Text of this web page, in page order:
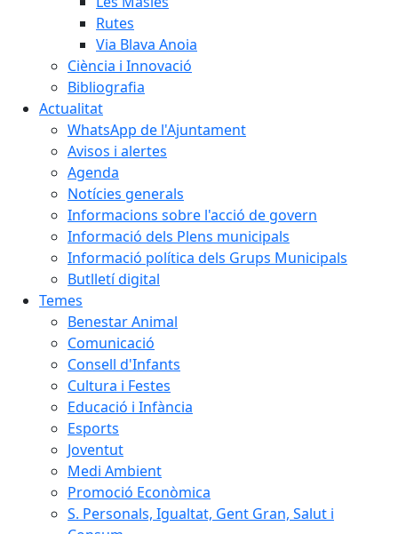
Rutes
Via Blava Anoia
Ciència i Innovació
Bibliografia
Actualitat
WhatsApp de l'Ajuntament
Avisos i alertes
Agenda
Notícies generals
Informacions sobre l'acció de govern
Informació dels Plens municipals
Informació política dels Grups Municipals
Butlletí digital
Temes
Benestar Animal
Comunicació
Consell d'Infants
Cultura i Festes
Educació i Infància
Esports
Joventut
Medi Ambient
Promoció Econòmica
S. Personals, Igualtat, Gent Gran, Salut i